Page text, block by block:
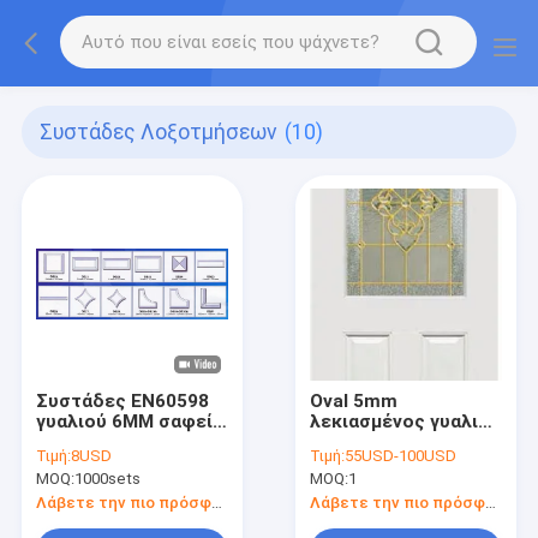
Συστάδες Λοξοτμήσεων (10)
Συστάδες EN60598
γυαλιού 6MM σαφείς
λοξευμένες που
μετριάζουν 25.4mm
Τιμή:8USD
MOQ:1000sets
Λάβετε την πιο πρόσφατη τιμή
Oval 5mm
λεκιασμένος γυαλιού
ορείχαλκος Caming
επιτροπής σιδήρου
εξαρτήσεων
διακοσμητικός
Τιμή:55USD-100USD
MOQ:1